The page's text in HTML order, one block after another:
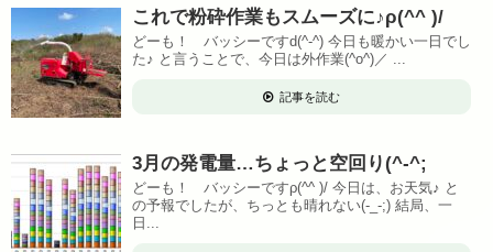
これで粉砕作業もスムーズに♪ρ(^^ )/
どーも！ バッシーですd(^-^) 今日も暖かい一日でし
た♪ と言うことで、今日は外作業(^o^)／ ...
記事を読む
3月の発電量…ちょっと空回り(^-^;
どーも！ バッシーですρ(^^ )/ 今日は、お天気♪ と
の予報でしたが、ちっとも晴れない(-_-;) 結局、一
日...